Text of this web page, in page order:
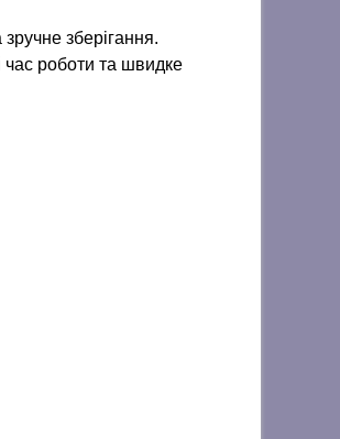
зберігання.
роботи та швидке